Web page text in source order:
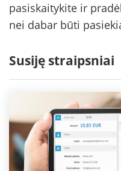
pasiskaitykite ir
nei dabar būti
Susiję straipsniai